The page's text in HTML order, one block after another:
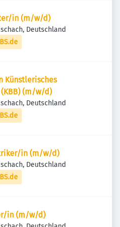
in (m/w/d)
Deutschland
(m/w/d)
Deutschland
in (m/w/d)
Deutschland
in (m/w/d)